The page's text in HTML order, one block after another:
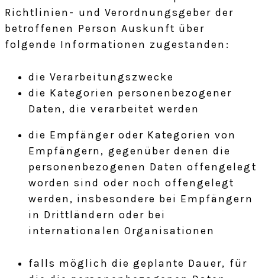
Richtlinien- und Verordnungsgeber der
betroffenen Person Auskunft über
folgende Informationen zugestanden:
die Verarbeitungszwecke
die Kategorien personenbezogener
Daten, die verarbeitet werden
die Empfänger oder Kategorien von
Empfängern, gegenüber denen die
personenbezogenen Daten offengelegt
worden sind oder noch offengelegt
werden, insbesondere bei Empfängern
in Drittländern oder bei
internationalen Organisationen
falls möglich die geplante Dauer, für